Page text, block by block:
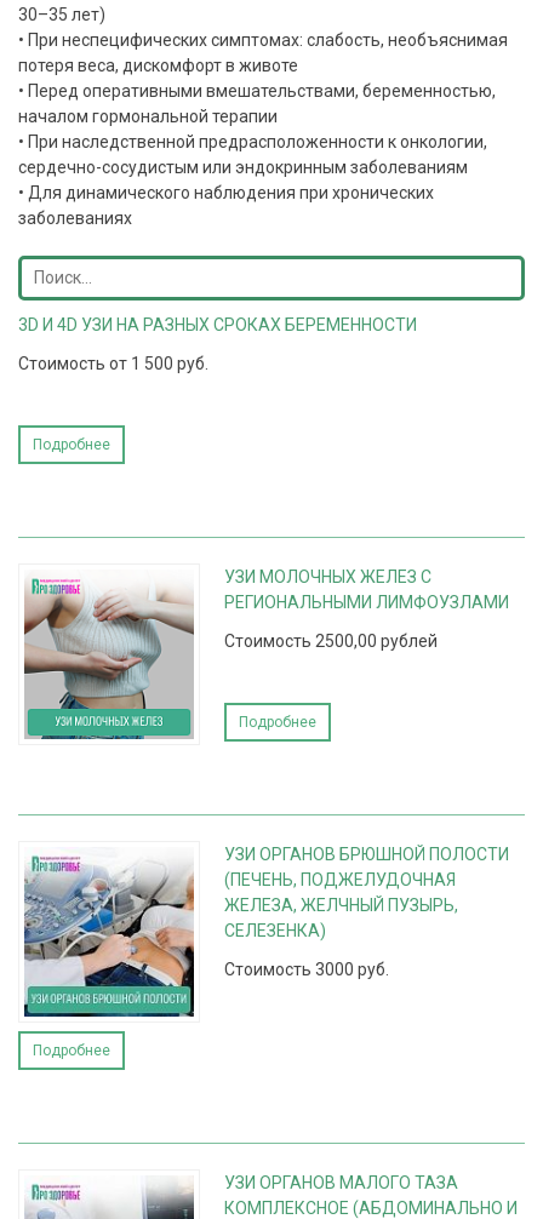
3D И 4D УЗИ НА РАЗНЫХ СРОКАХ БЕРЕМЕННОСТИ
Стоимость от 1 500 руб.
Подробнее
УЗИ МОЛОЧНЫХ ЖЕЛЕЗ С
РЕГИОНАЛЬНЫМИ ЛИМФОУЗЛАМИ
Стоимость 2500,00 рублей
Подробнее
УЗИ ОРГАНОВ БРЮШНОЙ ПОЛОСТИ
(ПЕЧЕНЬ, ПОДЖЕЛУДОЧНАЯ
ЖЕЛЕЗА, ЖЕЛЧНЫЙ ПУЗЫРЬ,
СЕЛЕЗЕНКА)
Стоимость 3000 руб.
Подробнее
УЗИ ОРГАНОВ МАЛОГО ТАЗА
КОМПЛЕКСНОЕ (АБДОМИНАЛЬНО И
30–35 лет)
• При неспецифических симптомах: слабость, необъяснимая
потеря веса, дискомфорт в животе
• Перед оперативными вмешательствами, беременностью,
началом гормональной терапии
• При наследственной предрасположенности к онкологии,
сердечно-сосудистым или эндокринным заболеваниям
• Для динамического наблюдения при хронических
заболеваниях